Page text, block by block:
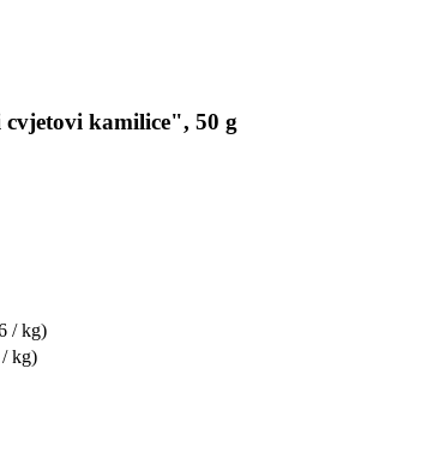
cvjetovi kamilice", 50 g
/ kg)
kg)